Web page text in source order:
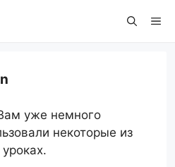
уже немного
некоторые из